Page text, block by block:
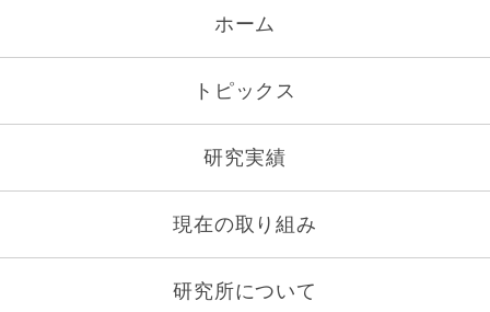
ホーム
トピックス
研究実績
現在の取り組み
研究所について